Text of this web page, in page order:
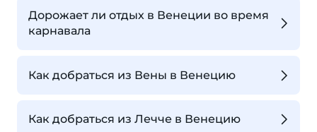
Дорожает ли отдых в Венеции во время
карнавала
Как добраться из Вены в Венецию
Как добраться из Лечче в Венецию